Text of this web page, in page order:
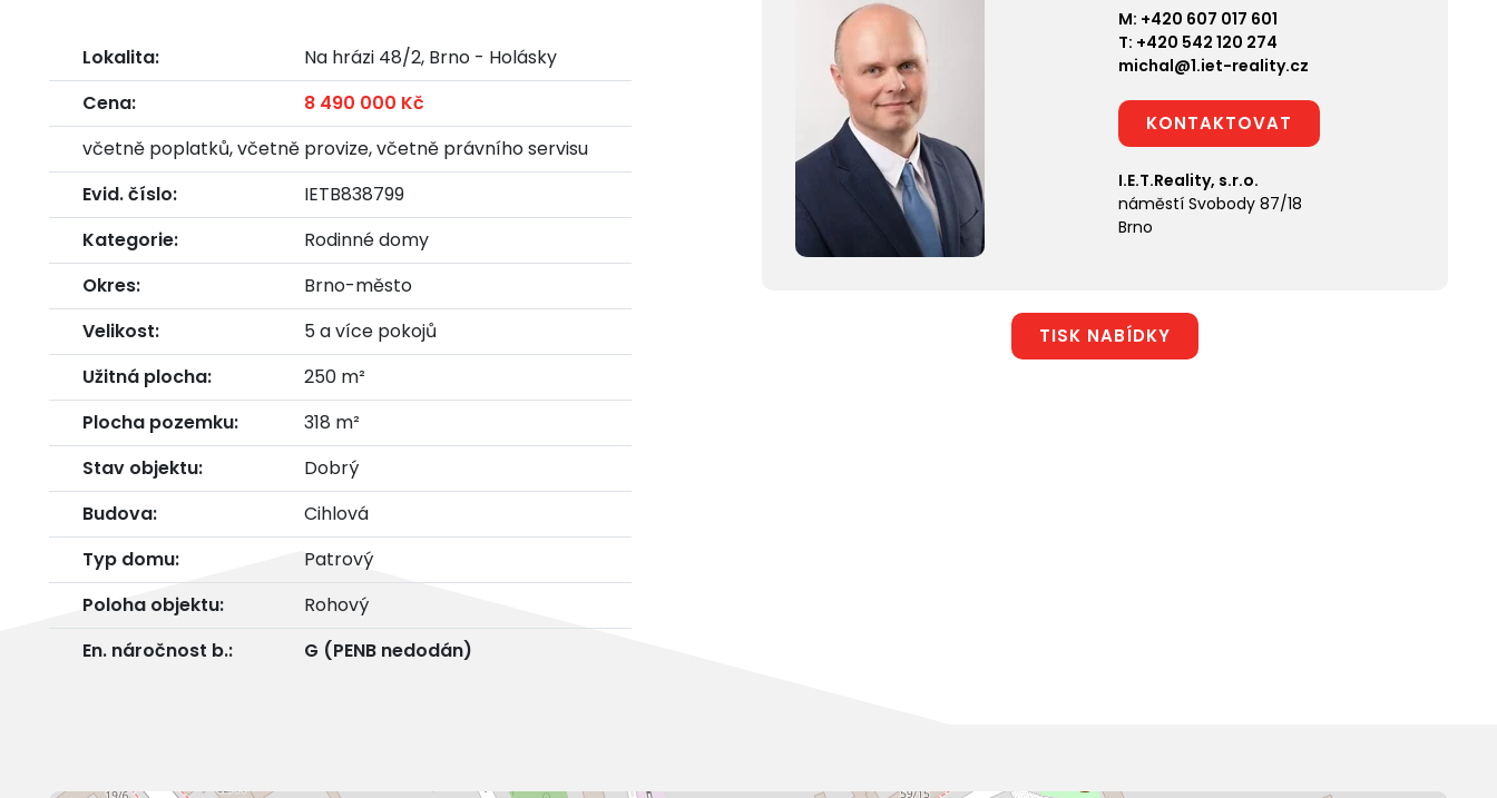
Lokalita:
Na hrázi 48/2, Brno - Holásky
Cena:
8 490 000 Kč
včetně poplatků, včetně provize, včetně právního servisu
Evid. číslo:
IETB838799
Kategorie:
Rodinné domy
Okres:
Brno-město
Velikost:
5 a více pokojů
Užitná plocha:
250 m²
Plocha pozemku:
318 m²
Stav objektu:
Dobrý
Budova:
Cihlová
Typ domu:
Patrový
Poloha objektu:
Rohový
En. náročnost b.:
G (PENB nedodán)
M: +420 607 017 601
T: +420 542 120 274
michal@1.iet-reality.cz
KONTAKTOVAT
I.E.T.Reality, s.r.o.
náměstí Svobody 87/18
Brno
TISK NABÍDKY